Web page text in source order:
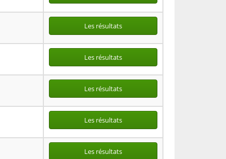
Les résultats
Les résultats
Les résultats
Les résultats
Les résultats